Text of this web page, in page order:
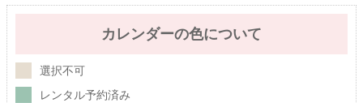
カレンダーの色について
選択不可
レンタル予約済み